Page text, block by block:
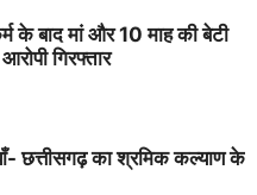
के बाद मां और 10 माह की बेटी
गिरफ्तार
छत्तीसगढ़ का श्रमिक कल्याण के